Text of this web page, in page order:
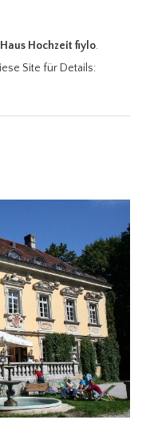
Hochzeit fiylo.
Site für Details: